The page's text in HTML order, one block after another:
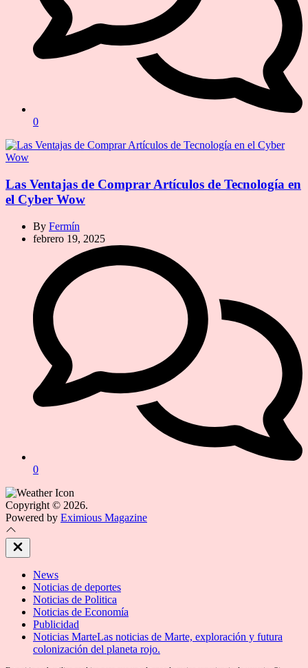
0
Las Ventajas de Comprar Artículos de Tecnología en
el Cyber Wow
By Fermín
febrero 19, 2025
0
Copyright © 2026.
Powered by Eximious Magazine
Close
Off
News
Noticias de deportes
Noticias de Politica
Noticias de Economía
Publicidad
Noticias MarteLas noticias de Marte, exploración y futura
colonización del planeta rojo.